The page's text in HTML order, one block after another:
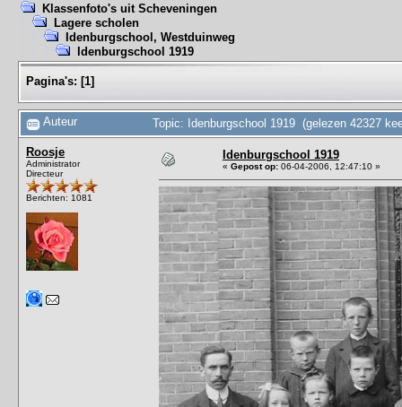
Klassenfoto's uit Scheveningen
Lagere scholen
Idenburgschool, Westduinweg
Idenburgschool 1919
Pagina's: [1]
Auteur Topic: Idenburgschool 1919 (gelezen 42327
Roosje
Administrator
Directeur
Berichten: 1081
Idenburgschool 1919
« Gepost op: 06-04-2006, 12:47:10 »